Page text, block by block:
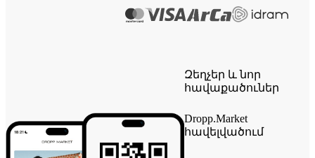
Զեղչեր և նոր
հավաքածուներ
Dropp.Market
հավելվածում